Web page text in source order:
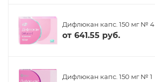
Дифлюкан капс. 150 мг № 4
от 641.55 руб.
Дифлюкан капс. 150 мг № 1